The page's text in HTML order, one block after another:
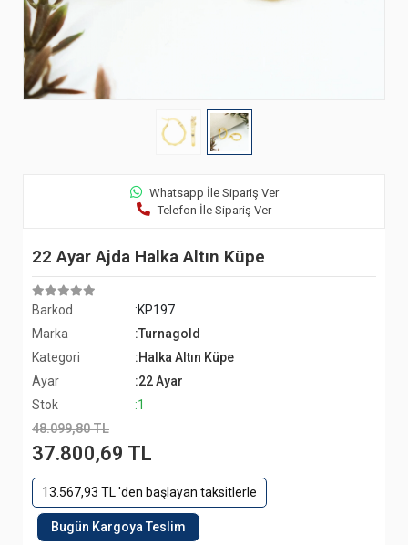
Whatsapp İle Sipariş Ver
Telefon İle Sipariş Ver
22 Ayar Ajda Halka Altın Küpe
Barkod
:KP197
Marka
:Turnagold
Kategori
:Halka Altın Küpe
Ayar
:22 Ayar
Stok
:1
48.099,80 TL
37.800,69 TL
13.567,93 TL 'den başlayan taksitlerle
Bugün Kargoya Teslim